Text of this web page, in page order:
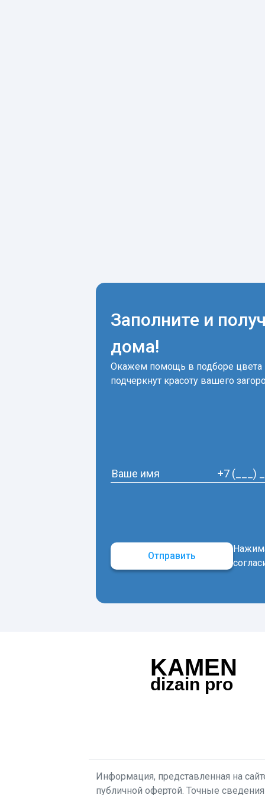
Заполните и
дома!
Окажем помощь в подборе цвета
подчеркнут красоту вашего
Отправить
KAMEN
dizain pro
Информация, представленная на
публичной офертой. Точные